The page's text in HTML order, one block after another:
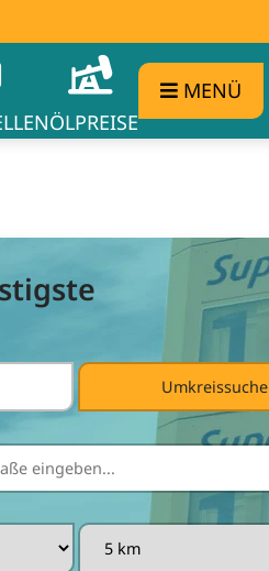
ÖLPREISE
MENÜ
Umkreissuche